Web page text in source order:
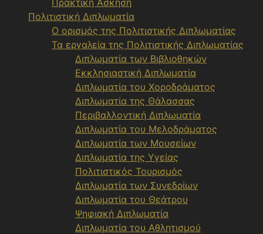
Πρακτική Άσκηση
Πολιτιστική Διπλωματία
Ο ορισμός της Πολιτιστικής Διπλωματίας
Τα εργαλεία της Πολιτιστικής Διπλωματίας
Διπλωματία των Βιβλιοθηκών
Εκκλησιαστική Διπλωματία
Διπλωματία του Χοροδράματος
Διπλωματία της Θάλασσας
Περιβαλλοντική Διπλωματία
Διπλωματία του Μελοδράματος
Διπλωματία των Μουσείων
Διπλωματία της Υγείας
Πολιτιστικός Τουρισμός
Διπλωματία των Συνεδρίων
Διπλωματία του Θεάτρου
Ψηφιακή Διπλωματία
Διπλωματία του Αθλητισμού